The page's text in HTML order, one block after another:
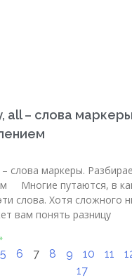
all – слова
– слова маркеры.
Многие путаются, в
слова. Хотя сложного
вам понять разницу
5 6 7 8 9 10 11
17